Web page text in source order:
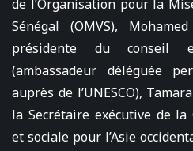
Sénégal (OMVS),
présidente du conseil
(ambassadeur déléguée
auprès de l’UNESCO),
la Secrétaire exécutive de la
et sociale pour l’Asie